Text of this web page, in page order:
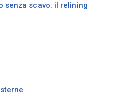
senza scavo: il relining